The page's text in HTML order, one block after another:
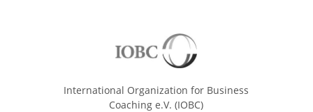
International Organization for Business
Coaching e.V. (IOBC)